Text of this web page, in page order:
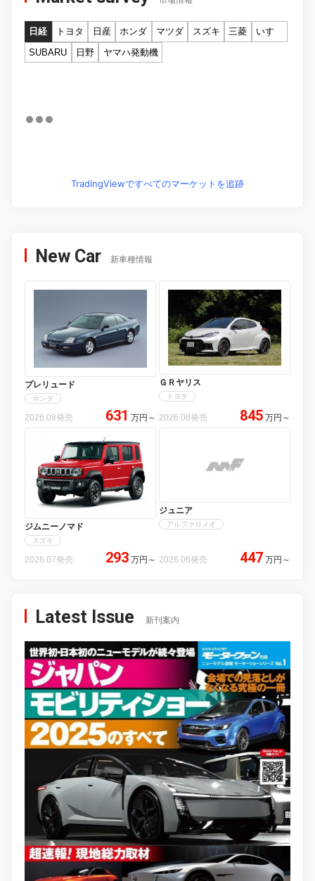
日経 トヨタ 日産 ホンダ マツダ スズキ 三菱
いすゞ
SUBARU
日野 ヤマハ発動機
TradingViewですべてのマーケットを追跡
New Car 新車種情報
プレリュード
ホンダ
2026.08発売 631 万円 ～
ＧＲヤリス
トヨタ
2026.08発売 845 万円 ～
ジムニーノマド
スズキ
2026.07発売 293 万円 ～
ジュニア
アルファロメオ
2026.06発売 447 万円 ～
Latest Issue 新刊案内